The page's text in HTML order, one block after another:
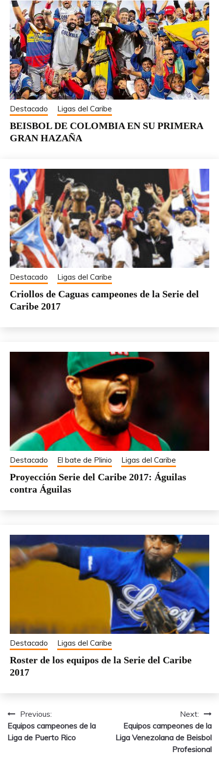
Destacado Ligas del Caribe
BEISBOL DE COLOMBIA EN SU PRIMERA
GRAN HAZAÑA
Destacado Ligas del Caribe
Criollos de Caguas campeones de la Serie del
Caribe 2017
Destacado El bate de Plinio Ligas del Caribe
Proyección Serie del Caribe 2017: Águilas
contra Águilas
Destacado Ligas del Caribe
Roster de los equipos de la Serie del Caribe
2017
Navegación
de
Previous:
Equipos campeones de la
Liga de Puerto Rico
Next:
Equipos campeones de la
Liga Venezolana de Beisbol
Profesional